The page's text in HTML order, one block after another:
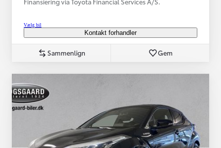
Vælg bil
Kontakt forhandler
Sammenlign Gem